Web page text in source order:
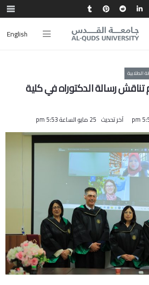
English
الطلابية
تناقش رسالة الدكتوراه في كلية
آخر تحديث 25 مايو الساعة 5:53 pm